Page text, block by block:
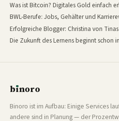
Was ist Bitcoin? Digitales Gold einfach
BWL-Berufe: Jobs, Gehälter und
Erfolgreiche Blogger: Christina von
Die Zukunft des Lernens beginnt schon
bınoro
Binoro ist im Aufbau: Einige Services
andere sind in Planung — der